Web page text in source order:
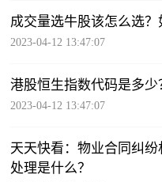
成交量选牛股该怎么选？
2023-04-12 13:47:07
港股恒生指数代码是多少
2023-04-12 13:47:07
天天快看：物业合同纠纷材料有哪些
处理是什么？